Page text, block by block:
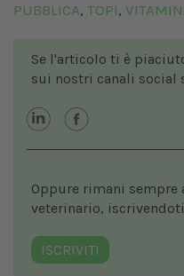
PUBBLICA, TOPI,
Se l'articolo ti è
sui nostri canali social
Oppure rimani
veterinario,
ISCRIVITI